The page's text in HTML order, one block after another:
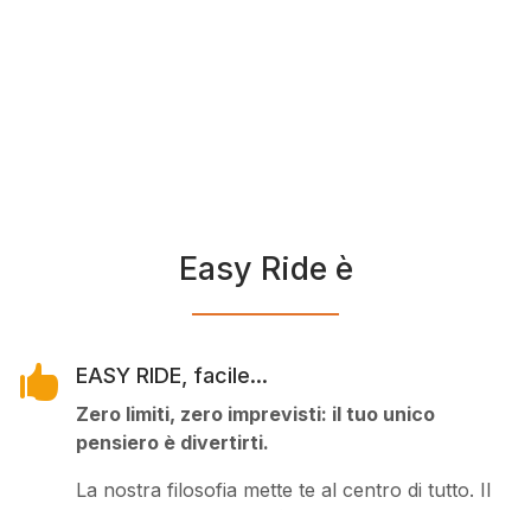
Easy Ride è
 EASY RIDE, facile...
Zero limiti, zero imprevisti: il tuo unico
pensiero è divertirti.
La nostra filosofia mette te al centro di tutto. Il